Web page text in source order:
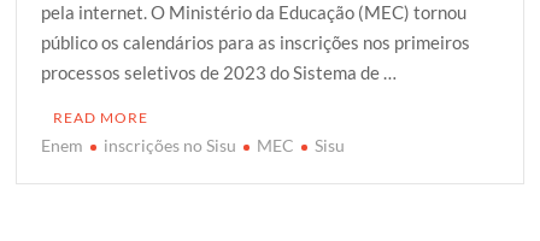
t
t
e
r
e
b
o
o
k
t
s
A
p
g
g
e
r
e
pela internet. O Ministério da Educação (MEC) tornou
público os calendários para as inscrições nos primeiros
processos seletivos de 2023 do Sistema de …
READ MORE
Enem inscrições no Sisu MEC Sisu